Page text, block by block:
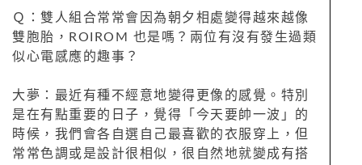
Ｑ：雙人組合常常會因為朝夕相處變得越來越像
雙胞胎，ROIROM 也是嗎？兩位有沒有發生過類
似心電感應的趣事？
大夢：最近有種不經意地變得更像的感覺。特別
是在有點重要的日子，覺得「今天要帥一波」的
時候，我們會各自選自己最喜歡的衣服穿上，但
常常色調或是設計很相似，很自然地就變成有搭